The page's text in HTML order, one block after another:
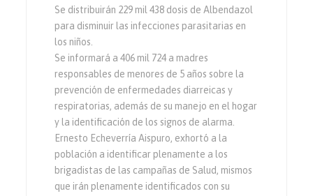
Se distribuirán 229 mil 438 dosis de Albendazol
para disminuir las infecciones parasitarias en
los niños.
Se informará a 406 mil 724 a madres
responsables de menores de 5 años sobre la
prevención de enfermedades diarreicas y
respiratorias, además de su manejo en el hogar
y la identificación de los signos de alarma.
Ernesto Echeverría Aispuro, exhortó a la
población a identificar plenamente a los
brigadistas de las campañas de Salud, mismos
que irán plenamente identificados con su